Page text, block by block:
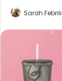
Sarah